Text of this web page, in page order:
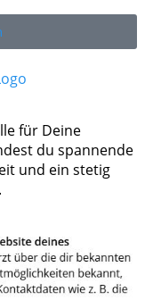
für Deine
du spannende
und ein stetig